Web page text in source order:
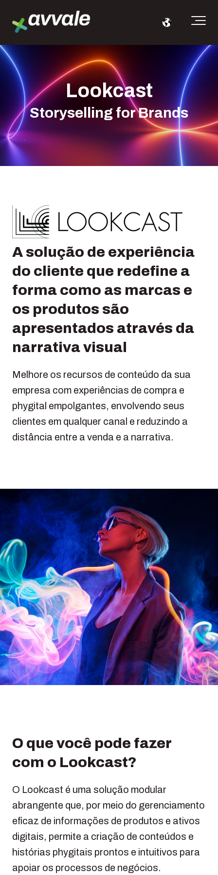
Lookcast
Storyselling for Brands
A solução de experiência
do cliente que redefine a
forma como as marcas e
os produtos são
apresentados através da
narrativa visual
Melhore os recursos de conteúdo da sua
empresa com experiências de compra e
phygital empolgantes, envolvendo seus
clientes em qualquer canal e reduzindo a
distância entre a venda e a narrativa.
O que você pode fazer
com o Lookcast?
O Lookcast é uma solução modular
abrangente que, por meio do gerenciamento
eficaz de informações de produtos e ativos
digitais, permite a criação de conteúdos e
histórias phygitais prontos e intuitivos para
apoiar os processos de negócios.